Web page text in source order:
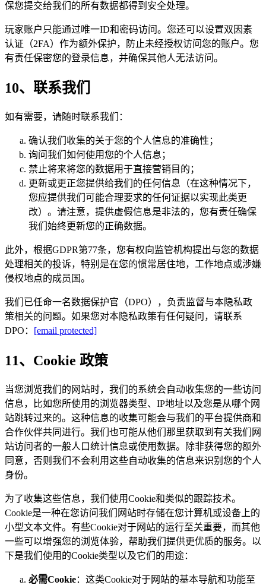
保您提交给我们的所有数据都得到安全处理。
玩家账户只能通过唯一ID和密码访问。您还可以设置双因素
认证（2FA）作为额外保护，防止未经授权访问您的账户。您
有责任保密您的登录信息，并确保其他人无法访问。
10、联系我们
如有需要，请随时联系我们：
确认我们收集的关于您的个人信息的准确性；
询问我们如何使用您的个人信息；
禁止将来将您的数据用于直接营销目的；
更新或更正您提供给我们的任何信息（在这种情况下，
您应提供我们可能合理要求的任何证据以实现此类更
改）。请注意，提供虚假信息是非法的，您有责任确保
我们始终更新您的正确数据。
此外，根据GDPR第77条，您有权向监管机构提出与您的数据
处理相关的投诉，特别是在您的惯常居住地，工作地点或涉嫌
侵权地点的成员国。
我们已任命一名数据保护官（DPO），负责监督与本隐私政
策相关的问题。如果您对本隐私政策有任何疑问，请联系
DPO： [email protected]
11、Cookie 政策
当您浏览我们的网站时，我们的系统会自动收集您的一些访问
信息，比如您所使用的浏览器类型、IP地址以及您是从哪个网
站跳转过来的。这种信息的收集可能会与我们的平台提供商和
合作伙伴共同进行。我们也可能从他们那里获取到有关我们网
站访问者的一般人口统计信息或使用数据。除非获得您的额外
同意，否则我们不会利用这些自动收集的信息来识别您的个人
身份。
为了收集这些信息，我们使用Cookie和类似的跟踪技术。
Cookie是一种在您访问我们网站时存储在您计算机或设备上的
小型文本文件。有些Cookie对于网站的运行至关重要，而其他
一些可以增强您的浏览体验，帮助我们提供更优质的服务。以
下是我们使用的Cookie类型以及它们的用途：
必需Cookie：这类Cookie对于网站的基本导航和功能至